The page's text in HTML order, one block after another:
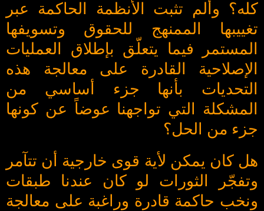
كله؟ وألم تثبت الأنظمة الحاكمة عبر
تغييبها الممنهج للحقوق وتسويفها
المستمر فيما يتعلّق بإطلاق العمليات
الإصلاحية القادرة على معالجة هذه
التحديات بأنها جزء أساسي من
المشكلة التي تواجهنا عوضاً عن كونها
جزء من الحل؟
هل كان يمكن لأية قوى خارجية أن تتآمر
وتفجّر الثورات لو كان عندنا طبقات
ونخب حاكمة قادرة وراغبة على معالجة